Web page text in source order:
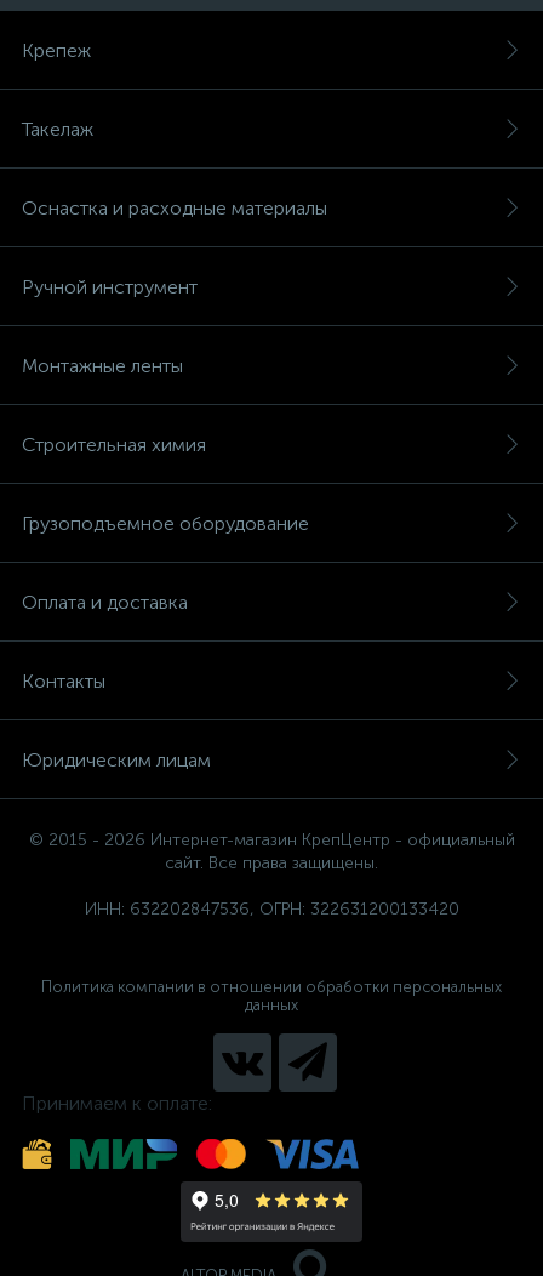
Крепеж
Такелаж
Оснастка и расходные материалы
Ручной инструмент
Монтажные ленты
Строительная химия
Грузоподъемное оборудование
Оплата и доставка
Контакты
Юридическим лицам
© 2015 - 2026 Интернет-магазин КрепЦентр - официальный
сайт. Все права защищены.
ИНН: 632202847536, ОГРН: 322631200133420
Политика компании в отношении обработки персональных
данных
Принимаем к оплате: